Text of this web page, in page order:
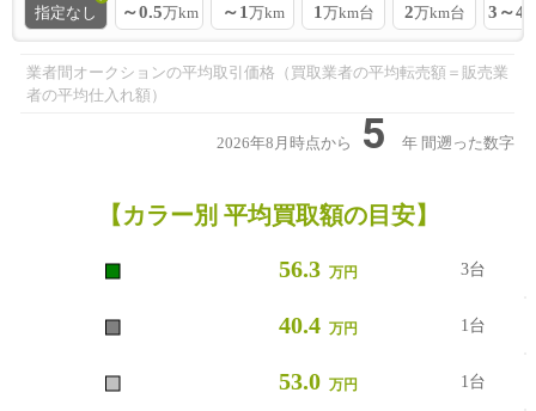
指定なし ～0.5万km ～1 万km 1 万km台 2万km台 3～4
業者間オークションの平均取引価格（買取業者の平均転売額＝販売業
者の平均仕入れ額）
2026年8月時点から 5 年 間遡った数字
【カラー別 平均買取額の目安】
■ 56.3 万円 3台
■ 40.4 万円 1台
■ 53.0 万円 1台